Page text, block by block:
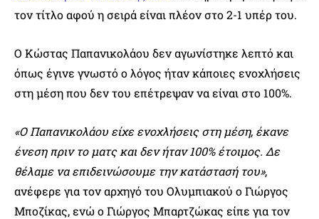
τον τίτλο αφού η σειρά είναι πλέον στο 2-1 υπέρ του.
Ο Κώστας Παπανικολάου δεν αγωνίστηκε λεπτό και
όπως έγινε γνωστό ο λόγος ήταν κάποιες ενοχλήσεις
στη μέση που δεν του επέτρεψαν να είναι στο 100%.
«Ο Παπανικολάου είχε ενοχλήσεις στη μέση, έκανε
ένεση πριν το ματς και δεν ήταν 100% έτοιμος. Δε
θέλαμε να επιδεινώσουμε την κατάστασή του»,
ανέφερε για τον αρχηγό του Ολυμπιακού ο Γιώργος
Μποζίκας, ενώ ο Γιώργος Μπαρτζώκας είπε για τον